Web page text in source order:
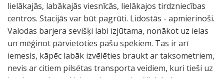
lielākajās, labākajās viesnīcās, lielākajos tirdzniecības
centros. Stacijās var būt pagrūti. Lidostās - apmierinoši.
Valodas barjera sevišķi labi izjūtama, nonākot uz ielas
un mēģinot pārvietoties pašu spēkiem. Tas ir arī
iemesls, kāpēc labāk izvēlēties braukt ar taksometriem,
nevis ar citiem pilsētas transporta veidiem, kuri tieši uz